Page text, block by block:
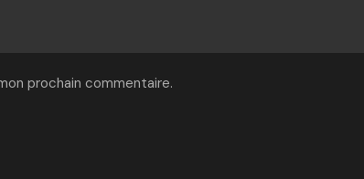
prochain commentaire.